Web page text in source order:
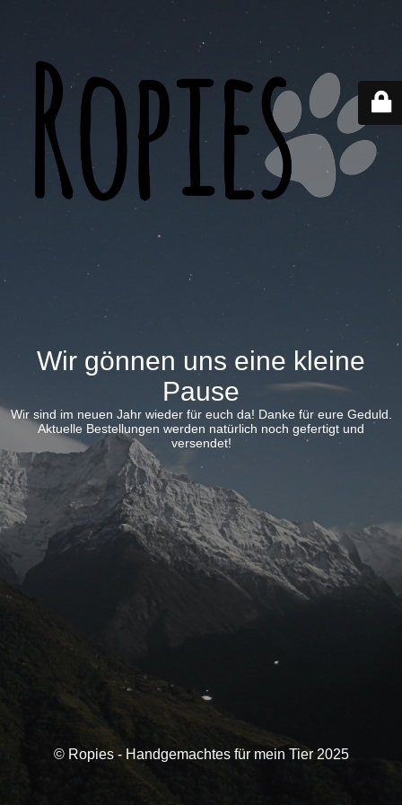
Wir gönnen uns eine kleine
Pause
Wir sind im neuen Jahr wieder für euch da! Danke für eure Geduld.
Aktuelle Bestellungen werden natürlich noch gefertigt und
versendet!
© Ropies - Handgemachtes für mein Tier 2025